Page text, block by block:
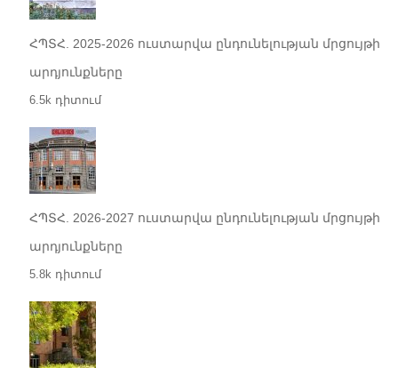
ՀՊՏՀ. 2025-2026 ուստարվա ընդունելության մրցույթի
արդյունքները
6.5k դիտում
ՀՊՏՀ. 2026-2027 ուստարվա ընդունելության մրցույթի
արդյունքները
5.8k դիտում